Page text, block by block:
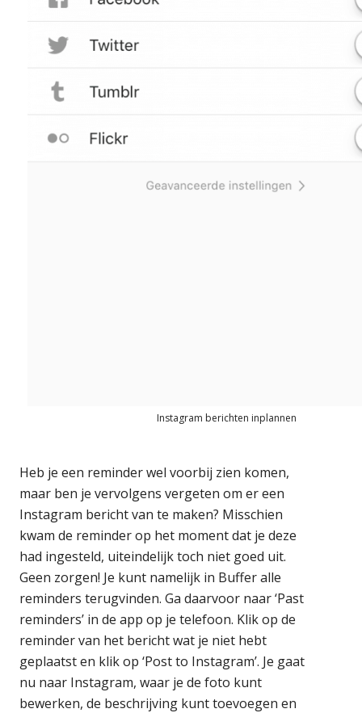
Instagram berichten inplannen
Heb je een reminder wel voorbij zien komen,
maar ben je vervolgens vergeten om er een
Instagram bericht van te maken? Misschien
kwam de reminder op het moment dat je deze
had ingesteld, uiteindelijk toch niet goed uit.
Geen zorgen! Je kunt namelijk in Buffer alle
reminders terugvinden. Ga daarvoor naar ‘Past
reminders’ in de app op je telefoon. Klik op de
reminder van het bericht wat je niet hebt
geplaatst en klik op ‘Post to Instagram’. Je gaat
nu naar Instagram, waar je de foto kunt
bewerken, de beschrijving kunt toevoegen en